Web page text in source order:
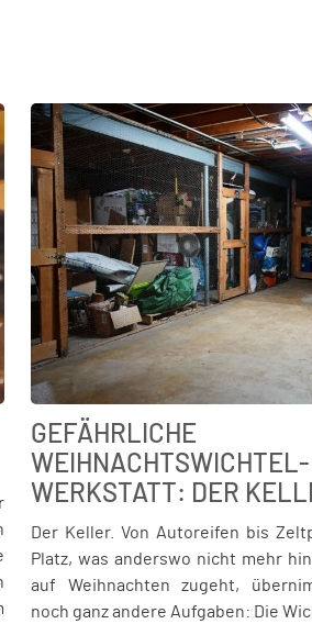
GEFÄHRLICHE
WEIHNACHTSWICHTEL-
WERKSTATT: DER
Der Keller. Von Autoreifen bis
Platz, was anderswo nicht mehr
auf Weihnachten zugeht,
noch ganz andere Aufgaben: Die